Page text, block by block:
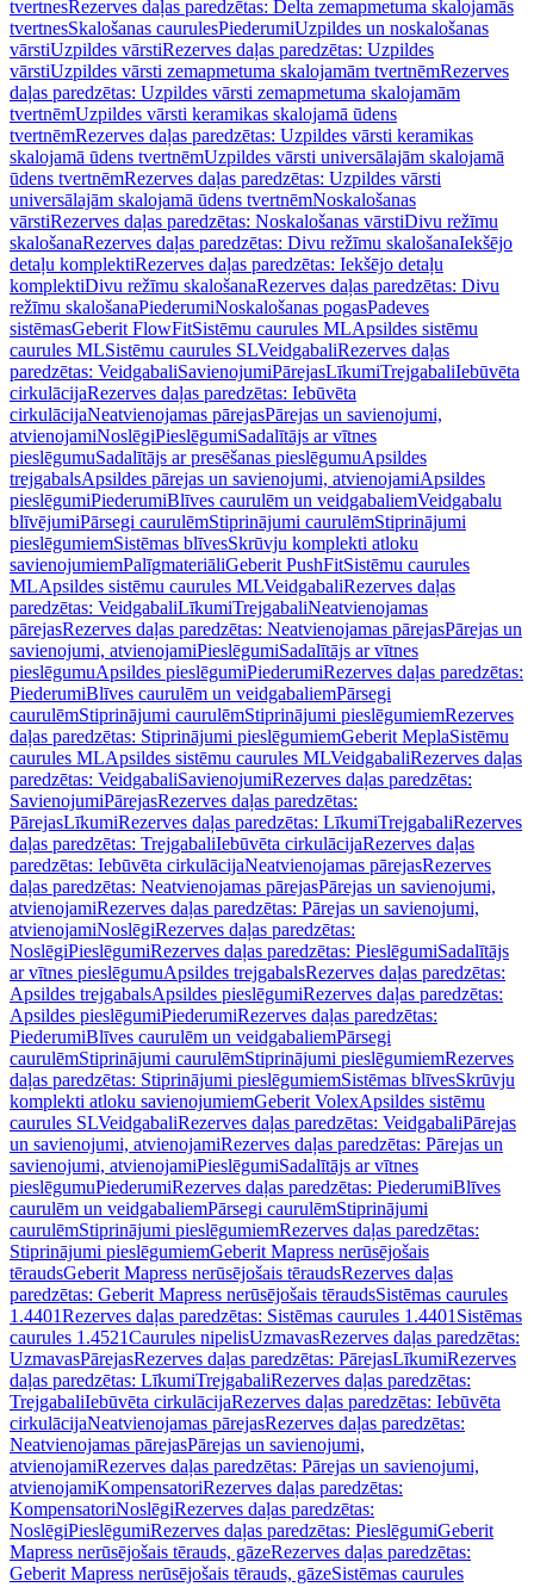
tvertnesRezerves daļas paredzētas: Delta zemapmetuma skalojamās
tvertnesSkalošanas caurulesPiederumiUzpildes un noskalošanas
vārstiUzpildes vārstiRezerves daļas paredzētas: Uzpildes
vārstiUzpildes vārsti zemapmetuma skalojamām tvertnēmRezerves
daļas paredzētas: Uzpildes vārsti zemapmetuma skalojamām
tvertnēmUzpildes vārsti keramikas skalojamā ūdens
tvertnēmRezerves daļas paredzētas: Uzpildes vārsti keramikas
skalojamā ūdens tvertnēmUzpildes vārsti universālajām skalojamā
ūdens tvertnēmRezerves daļas paredzētas: Uzpildes vārsti
universālajām skalojamā ūdens tvertnēmNoskalošanas
vārstiRezerves daļas paredzētas: Noskalošanas vārstiDivu režīmu
skalošanaRezerves daļas paredzētas: Divu režīmu skalošanaIekšējo
detaļu komplektiRezerves daļas paredzētas: Iekšējo detaļu
komplektiDivu režīmu skalošanaRezerves daļas paredzētas: Divu
režīmu skalošanaPiederumiNoskalošanas pogasPadeves
sistēmasGeberit FlowFitSistēmu caurules MLApsildes sistēmu
caurules MLSistēmu caurules SLVeidgabaliRezerves daļas
paredzētas: VeidgabaliSavienojumiPārejasLīkumiTrejgabaliIebūvēta
cirkulācijaRezerves daļas paredzētas: Iebūvēta
cirkulācijaNeatvienojamas pārejasPārejas un savienojumi,
atvienojamiNoslēgiPieslēgumiSadalītājs ar vītnes
pieslēgumuSadalītājs ar presēšanas pieslēgumuApsildes
trejgabalsApsildes pārejas un savienojumi, atvienojamiApsildes
pieslēgumiPiederumiBlīves caurulēm un veidgabaliemVeidgabalu
blīvējumiPārsegi caurulēmStiprinājumi caurulēmStiprinājumi
pieslēgumiemSistēmas blīvesSkrūvju komplekti atloku
savienojumiemPalīgmateriāliGeberit PushFitSistēmu caurules
MLApsildes sistēmu caurules MLVeidgabaliRezerves daļas
paredzētas: VeidgabaliLīkumiTrejgabaliNeatvienojamas
pārejasRezerves daļas paredzētas: Neatvienojamas pārejasPārejas un
savienojumi, atvienojamiPieslēgumiSadalītājs ar vītnes
pieslēgumuApsildes pieslēgumiPiederumiRezerves daļas paredzētas:
PiederumiBlīves caurulēm un veidgabaliemPārsegi
caurulēmStiprinājumi caurulēmStiprinājumi pieslēgumiemRezerves
daļas paredzētas: Stiprinājumi pieslēgumiemGeberit MeplaSistēmu
caurules MLApsildes sistēmu caurules MLVeidgabaliRezerves daļas
paredzētas: VeidgabaliSavienojumiRezerves daļas paredzētas:
SavienojumiPārejasRezerves daļas paredzētas:
PārejasLīkumiRezerves daļas paredzētas: LīkumiTrejgabaliRezerves
daļas paredzētas: TrejgabaliIebūvēta cirkulācijaRezerves daļas
paredzētas: Iebūvēta cirkulācijaNeatvienojamas pārejasRezerves
daļas paredzētas: Neatvienojamas pārejasPārejas un savienojumi,
atvienojamiRezerves daļas paredzētas: Pārejas un savienojumi,
atvienojamiNoslēgiRezerves daļas paredzētas:
NoslēgiPieslēgumiRezerves daļas paredzētas: PieslēgumiSadalītājs
ar vītnes pieslēgumuApsildes trejgabalsRezerves daļas paredzētas:
Apsildes trejgabalsApsildes pieslēgumiRezerves daļas paredzētas:
Apsildes pieslēgumiPiederumiRezerves daļas paredzētas:
PiederumiBlīves caurulēm un veidgabaliemPārsegi
caurulēmStiprinājumi caurulēmStiprinājumi pieslēgumiemRezerves
daļas paredzētas: Stiprinājumi pieslēgumiemSistēmas blīvesSkrūvju
komplekti atloku savienojumiemGeberit VolexApsildes sistēmu
caurules SLVeidgabaliRezerves daļas paredzētas: VeidgabaliPārejas
un savienojumi, atvienojamiRezerves daļas paredzētas: Pārejas un
savienojumi, atvienojamiPieslēgumiSadalītājs ar vītnes
pieslēgumuPiederumiRezerves daļas paredzētas: PiederumiBlīves
caurulēm un veidgabaliemPārsegi caurulēmStiprinājumi
caurulēmStiprinājumi pieslēgumiemRezerves daļas paredzētas:
Stiprinājumi pieslēgumiemGeberit Mapress nerūsējošais
tēraudsGeberit Mapress nerūsējošais tēraudsRezerves daļas
paredzētas: Geberit Mapress nerūsējošais tēraudsSistēmas caurules
1.4401Rezerves daļas paredzētas: Sistēmas caurules 1.4401 Sistēmas
caurules 1.4521Caurules nipelisUzmavasRezerves daļas paredzētas:
UzmavasPārejasRezerves daļas paredzētas: PārejasLīkumiRezerves
daļas paredzētas: LīkumiTrejgabaliRezerves daļas paredzētas:
TrejgabaliIebūvēta cirkulācijaRezerves daļas paredzētas: Iebūvēta
cirkulācijaNeatvienojamas pārejasRezerves daļas paredzētas:
Neatvienojamas pārejasPārejas un savienojumi,
atvienojamiRezerves daļas paredzētas: Pārejas un savienojumi,
atvienojamiKompensatoriRezerves daļas paredzētas:
KompensatoriNoslēgiRezerves daļas paredzētas:
NoslēgiPieslēgumiRezerves daļas paredzētas: PieslēgumiGeberit
Mapress nerūsējošais tērauds, gāzeRezerves daļas paredzētas:
Geberit Mapress nerūsējošais tērauds, gāzeSistēmas caurules